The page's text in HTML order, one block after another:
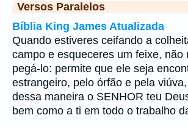
Versos Paralelos
Bíblia King James Atualizada
Quando estiveres ceifando a
campo e esqueceres um feixe, não
pegá-lo: permite que ele seja
estrangeiro, pelo órfão e pela
dessa maneira o SENHOR teu
bem como a ti em todo o trabalho